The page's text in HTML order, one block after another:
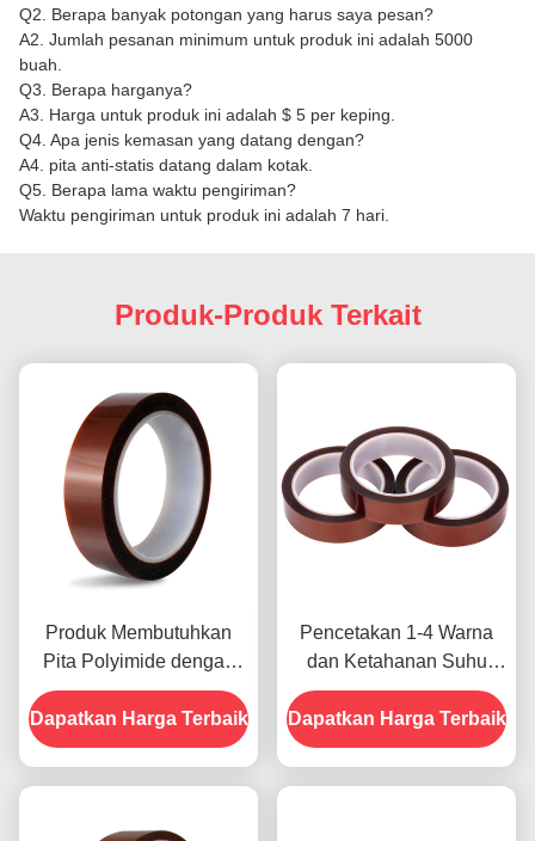
Q2. Berapa banyak potongan yang harus saya pesan?
A2. Jumlah pesanan minimum untuk produk ini adalah 5000
buah.
Q3. Berapa harganya?
A3. Harga untuk produk ini adalah $ 5 per keping.
Q4. Apa jenis kemasan yang datang dengan?
A4. pita anti-statis datang dalam kotak.
Q5. Berapa lama waktu pengiriman?
Waktu pengiriman untuk produk ini adalah 7 hari.
Produk-Produk Terkait
Produk Membutuhkan
Pita Polyimide dengan
Resistensi Tegangan
1000V
Dapatkan Harga Terbaik
Pencetakan 1-4 Warna
dan Ketahanan Suhu
-10C-80C Metode
Pembayaran Kartu Kredit
untuk Model Sebelumnya
Dapatkan Harga Terbaik